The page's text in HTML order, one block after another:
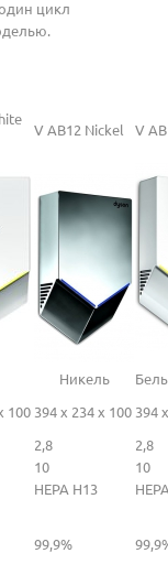
цикл
V AB12 Nickel V
Никель
100 394 х 234 х 100 394
2,8
2,8
10
10
HEPA H13
99,9%